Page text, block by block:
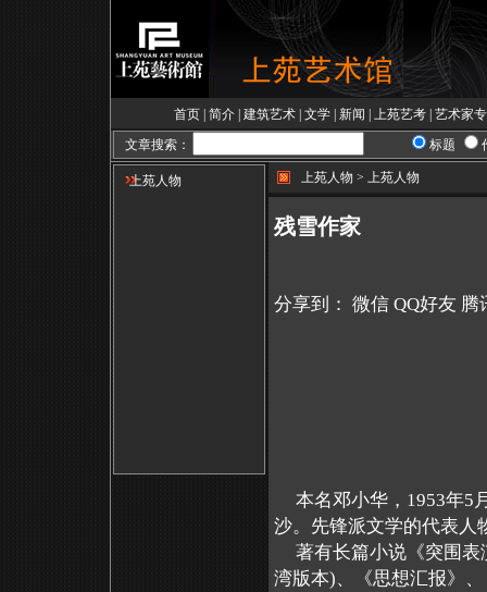
首页 简介 建筑艺术 文学 新闻 上苑艺考 艺术家
文章搜索：
标题
上苑人物 上苑人物 > 上苑人物
残雪作家
分享到： 微信 QQ好友 腾
本名邓小华，1953年5
沙。先锋派文学的代表人
著有长篇小说《突围表
湾版本)、《思想汇报》